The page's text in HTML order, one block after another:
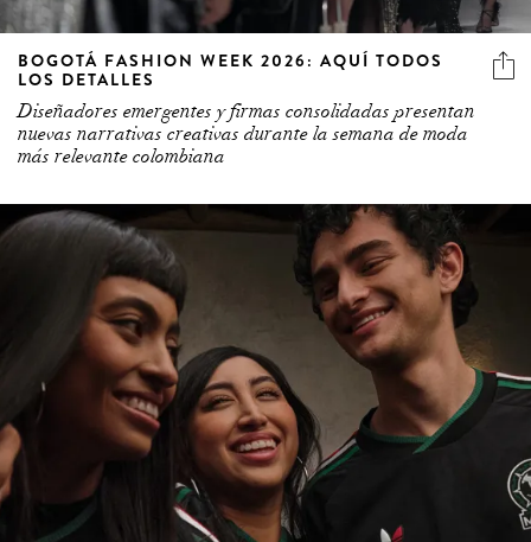
BOGOTÁ FASHION WEEK 2026: AQUÍ TODOS
LOS DETALLES
Diseñadores emergentes y firmas consolidadas presentan
nuevas narrativas creativas durante la semana de moda
más relevante colombiana